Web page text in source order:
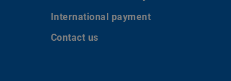
International payment
Contact us